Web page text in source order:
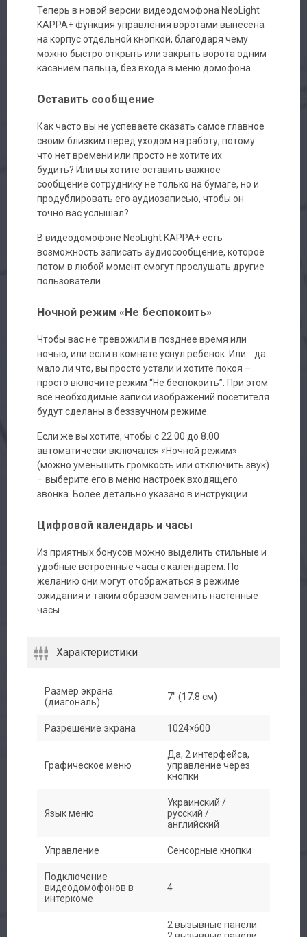
Теперь в новой версии видеодомофона NeoLight
KAPPA+ функция управления воротами вынесена
на корпус отдельной кнопкой, благодаря чему
можно быстро открыть или закрыть ворота одним
касанием пальца, без входа в меню домофона.
Оставить сообщение
Как часто вы не успеваете сказать самое главное
своим близким перед уходом на работу, потому
что нет времени или просто не хотите их
будить? Или вы хотите оставить важное
сообщение сотруднику не только на бумаге, но и
продублировать его аудиозаписью, чтобы он
точно вас услышал?
В видеодомофоне NeoLight KAPPA+ есть
возможность записать аудиосообщение, которое
потом в любой момент смогут прослушать другие
пользователи.
Ночной режим «Не беспокоить»
Чтобы вас не тревожили в позднее время или
ночью, или если в комнате уснул ребенок. Или….да
мало ли что, вы просто устали и хотите покоя –
просто включите режим “Не беспокоить”. При этом
все необходимые записи изображений посетителя
будут сделаны в беззвучном режиме.
Если же вы хотите, чтобы с 22.00 до 8.00
автоматически включался «Ночной режим»
(можно уменьшить громкость или отключить звук)
– выберите его в меню настроек входящего
звонка. Более детально указано в инструкции.
Цифровой календарь и часы
Из приятных бонусов можно выделить стильные и
удобные встроенные часы с календарем. По
желанию они могут отображаться в режиме
ожидания и таким образом заменить настенные
часы.
Характеристики
Размер экрана
(диагональ)
7" (17.8 см)
Разрешение экрана 1024×600
Графическое меню
Да, 2 интерфейса,
управление через
кнопки
Язык меню
Украинский /
русский /
английский
Управление Сенсорные кнопки
Подключение
видеодомофонов в
интеркоме
4
2 вызывные панели